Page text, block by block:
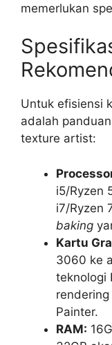
memerlukan
Untuk efisiensi
adalah
texture artist:
i5/Ryzen
i7/Ryzen
baking
Kartu
3060 ke
teknologi
Painter.
RAM: